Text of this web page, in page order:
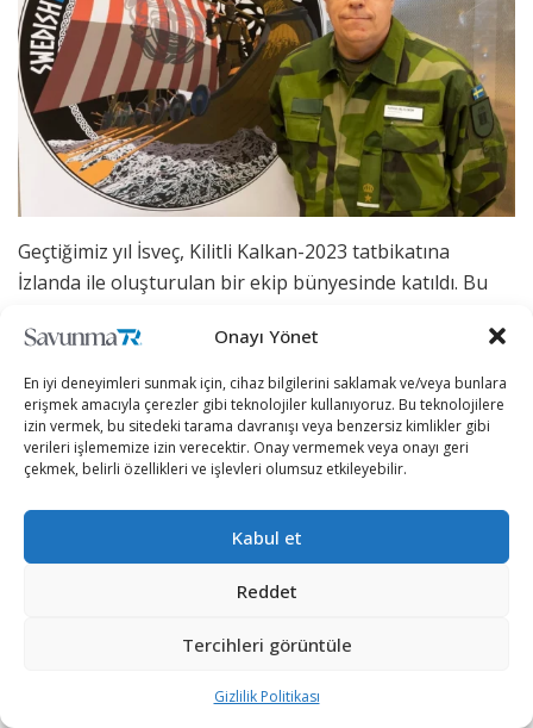
Onayı Yönet
En iyi deneyimleri sunmak için, cihaz bilgilerini saklamak ve/veya bunlara
erişmek amacıyla çerezler gibi teknolojiler kullanıyoruz. Bu teknolojilere
izin vermek, bu sitedeki tarama davranışı veya benzersiz kimlikler gibi
verileri işlememize izin verecektir. Onay vermemek veya onayı geri
çekmek, belirli özellikleri ve işlevleri olumsuz etkileyebilir.
Kabul et
Reddet
Tercihleri görüntüle
Gizlilik Politikası
Geçtiğimiz yıl İsveç, Kilitli Kalkan-2023 tatbikatına
İzlanda ile oluşturulan bir ekip bünyesinde katıldı. Bu
alanında işbirliğini tesis etmek, koordinasyon ve karar
verme süreçleri ile ulusal ve uluslararası bilgi paylaşımı
ile siber savunma yeteneklerini geliştirmek amacıyla
yapılıyor.